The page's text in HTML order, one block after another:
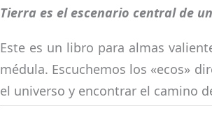
Tierra es el escenario central de
Este es un libro para almas
médula. Escuchemos los «ecos»
el universo y encontrar el camino